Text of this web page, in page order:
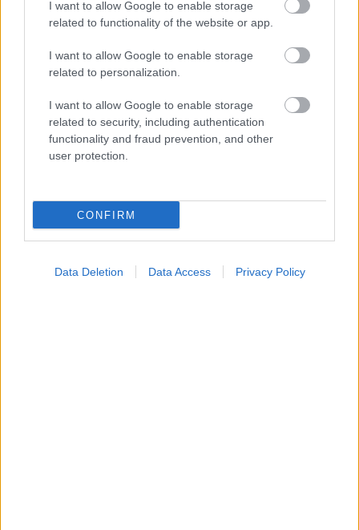
I want to allow Google to enable storage
related to functionality of the website or app.
I want to allow Google to enable storage
related to personalization.
I want to allow Google to enable storage
related to security, including authentication
functionality and fraud prevention, and other
user protection.
CONFIRM
Data Deletion Data Access Privacy Policy
ΣΗΜΕΡΑ ΣΤΟ IATRONET.GR